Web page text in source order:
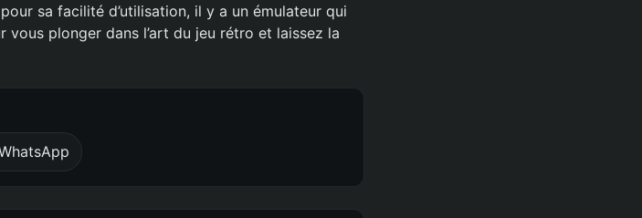
sa facilité d’utilisation, il y a un émulateur qui
vous plonger dans l’art du jeu rétro et laissez la